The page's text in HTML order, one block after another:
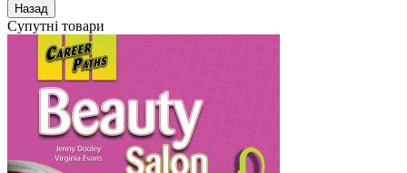
Супутні товари